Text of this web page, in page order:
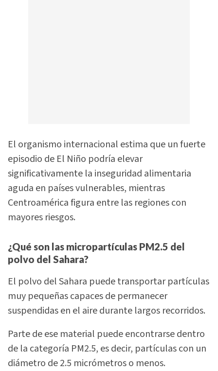
El organismo internacional estima que un fuerte
episodio de El Niño podría elevar
significativamente la inseguridad alimentaria
aguda en países vulnerables, mientras
Centroamérica figura entre las regiones con
mayores riesgos.
¿Qué son las micropartículas PM2.5 del
polvo del Sahara?
El polvo del Sahara puede transportar partículas
muy pequeñas capaces de permanecer
suspendidas en el aire durante largos recorridos.
Parte de ese material puede encontrarse dentro
de la categoría PM2.5, es decir, partículas con un
diámetro de 2.5 micrómetros o menos.